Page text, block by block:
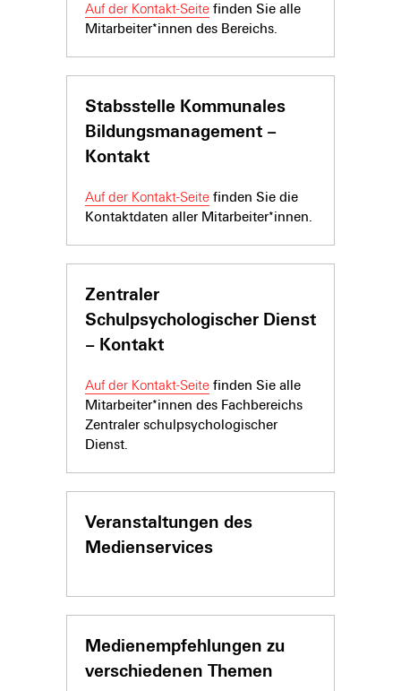
Auf der Kontakt-Seite finden Sie alle
Mitarbeiter*innen des Bereichs.
Stabsstelle Kommunales
Bildungsmanagement –
Kontakt
Auf der Kontakt-Seite finden Sie die
Kontaktdaten aller Mitarbeiter*innen.
Zentraler
Schulpsychologischer Dienst
– Kontakt
Auf der Kontakt-Seite finden Sie alle
Mitarbeiter*innen des Fachbereichs
Zentraler schulpsychologischer
Dienst.
Veranstaltungen des
Medienservices
Medienempfehlungen zu
verschiedenen Themen